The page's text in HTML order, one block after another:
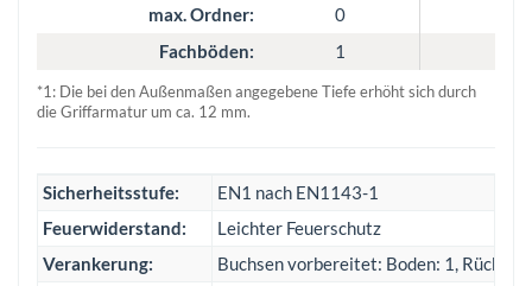
max. Ordner:
Fachböden:
0
1
*1: Die bei den Außenmaßen angegebene Tiefe erhöht sich durch
die Griffarmatur um ca. 12 mm.
Sicherheitsstufe:
EN1 nach EN1143-1
Feuerwiderstand:
Leichter Feuerschutz
Verankerung:
Buchsen vorbereitet: Boden: 1,